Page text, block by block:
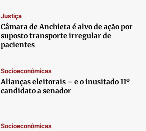
Justiça
Câmara de Anchieta é alvo de ação por
suposto transporte irregular de
pacientes
Socioeconômicas
Alianças eleitorais – e o inusitado 11º
candidato a senador
Socioeconômicas